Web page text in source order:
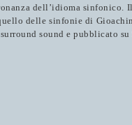
dell’idioma sinfonico.
delle sinfonie di
sound e pubblicato